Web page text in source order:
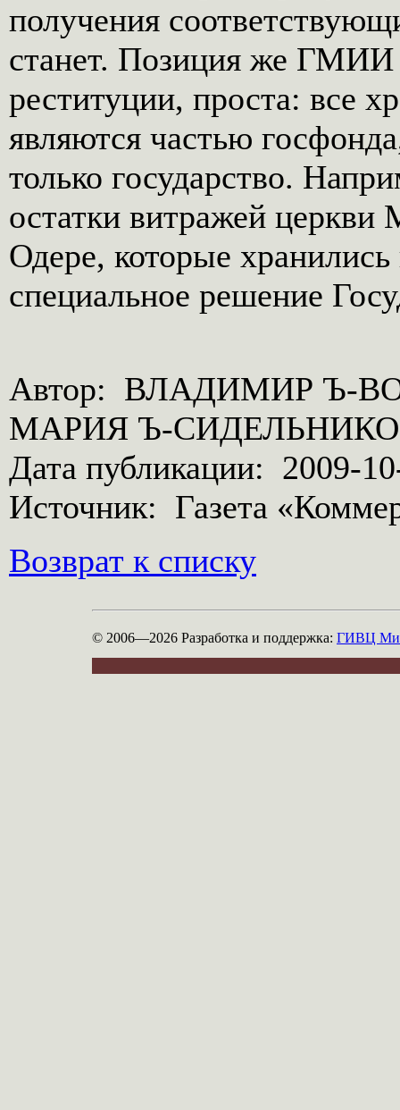
получения
станет. Позиция же ГМИИ
реституции, проста: все
являются частью
только государство.
остатки витражей
Одере, которые
специальное решение
Как часто мы сталкиваемся со сложными ситуациями, где не видим какое решение
принять, какой выбор сделать? Поможет в решении этих вопросов
Астрология
Автор: ВЛАДИМИР Ъ-
МАРИЯ Ъ-
Дата публикации: 2009-
Источник: Газета
Возврат к списку
© 2006—2026 Разработка и поддержка: ГИВЦ